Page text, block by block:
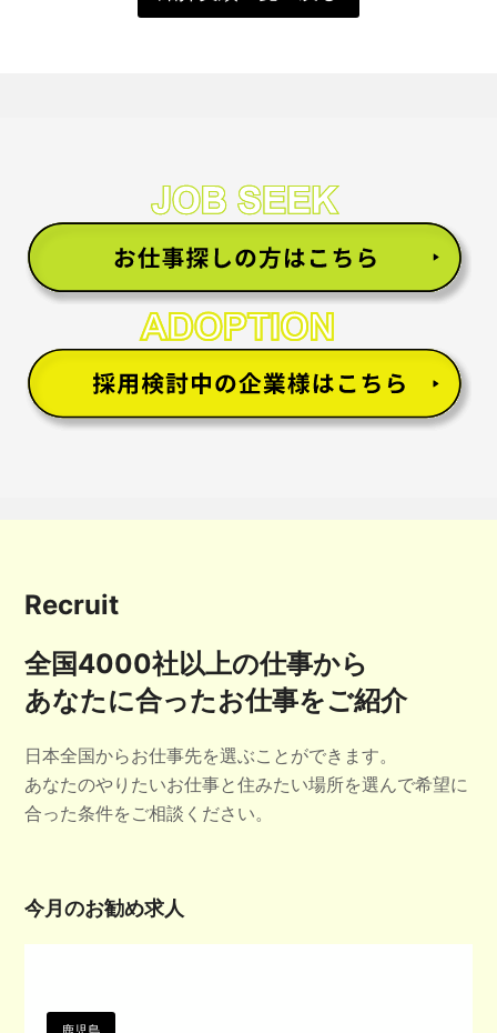
Recruit
全国4000社以上の仕事から
あなたに合ったお仕事をご紹介
日本全国からお仕事先を選ぶことができます。
あなたのやりたいお仕事と住みたい場所を選んで希望に
合った条件をご相談ください。
今月のお勧め求人